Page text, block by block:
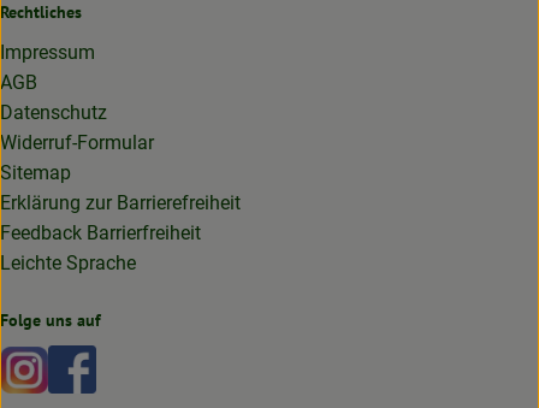
Rechtliches
Impressum
AGB
Datenschutz
Widerruf-Formular
Sitemap
Erklärung zur Barrierefreiheit
Feedback Barrierfreiheit
Leichte Sprache
Folge uns auf
Externer Link zu https://www.instagram.com/